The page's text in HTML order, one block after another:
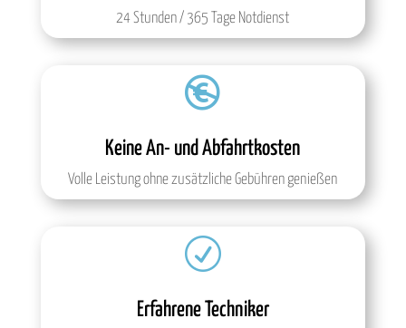
24 Stunden / 365 Tage Notdienst

Keine An- und Abfahrtkosten
Volle Leistung ohne zusätzliche Gebühren genießen
R
Erfahrene Techniker